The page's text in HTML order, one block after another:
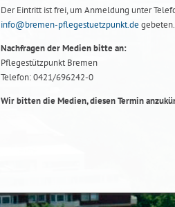
Der Eintritt ist frei, um Anmeldung unter
info@bremen-pflegestuetzpunkt.de gebeten.
Nachfragen der Medien bitte an:
Pflegestützpunkt Bremen
Telefon: 0421/696242-0
Wir bitten die Medien, diesen Termin